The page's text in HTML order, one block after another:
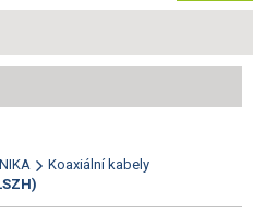
Koaxiální kabely